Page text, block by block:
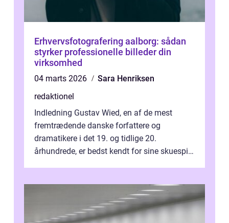
Erhvervsfotografering aalborg: sådan
styrker professionelle billeder din
virksomhed
04 marts 2026
Sara Henriksen
redaktionel
Indledning Gustav Wied, en af de mest
fremtrædende danske forfattere og
dramatikere i det 19. og tidlige 20.
århundrede, er bedst kendt for sine skuespil.